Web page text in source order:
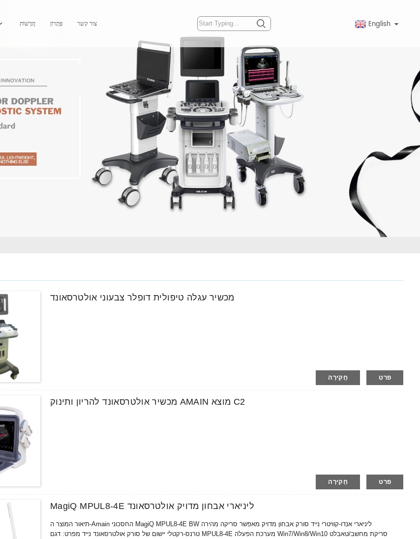
חֲדָשׁוֹת פִּתָרוֹן צור קשר English
מכשיר עגלה טיפולית דופלר צבעוני אולטרסאונד
חֲקִירָה פרט
מכשיר אולטרסאונד להריון ותינוק AMAIN מוצא C2
חֲקִירָה פרט
MagiQ MPUL8-4E ליניארי אבחון מדויק אולטרסאונד
תיאור המוצר ה-Amain החסכוני MagiQ MPUL8-4E BW ליניארי אנדו-קוויטרי נייד סורק אבחון מדויק מאפשר סריקה מהירה
טרנס-רקטלי יישום של סורק אולטרסאונד נייד מפרט: דגם MPUL8-4E מערכת הפעלה Win7/Win8/Win10 סריקת מחשב/טאבלט